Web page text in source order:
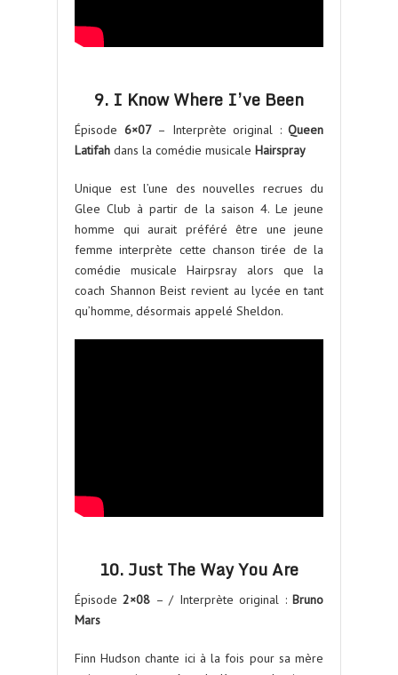
9. I Know Where I’ve Been
Épisode 6×07– Interprète original : Queen
Latifah dans la comédie musicale Hairspray
Unique est l’une des nouvelles recrues du
Glee Club à partir de la saison 4. Le jeune
homme qui aurait préféré être une jeune
femme interprète cette chanson tirée de la
comédie musicale Hairpsray alors que la
coach Shannon Beist revient au lycée en tant
qu’homme, désormais appelé Sheldon.
10. Just The Way You Are
Épisode 2×08 – / Interprète original :Bruno
Mars
Finn Hudson chante ici à la fois pour sa mère